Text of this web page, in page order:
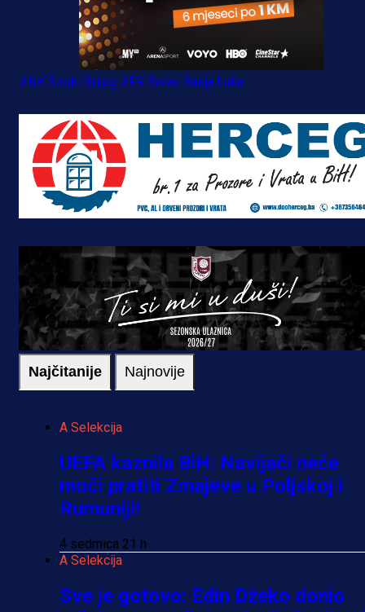
#NK Široki Brijeg #FK Borac Banja Luka
Najčitanije Najnovije
A Selekcija
UEFA kaznila BiH: Navijači neće
moći pratiti Zmajeve u Poljskoj i
Rumuniji!
4 sedmica 21 h
A Selekcija
Sve je gotovo: Edin Džeko donio